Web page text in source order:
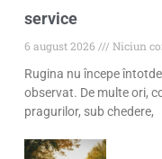
service
6 august 2026
Niciun
Rugina nu începe
observat. De multe ori,
pragurilor, sub chedere,